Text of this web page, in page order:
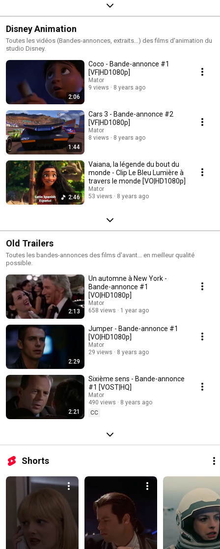
Disney Animation
Toutes les vidéos (Bandes-annonces, extraits...) des films d'animation du
studio Disney.
2:06
Coco - Bande-annonce #1
[VF|HD1080p]
Mator
9 views
8 years ago
1:44
Cars 3 - Bande-annonce #2
[VF|HD1080p]
Mator
8 views
8 years ago
2:46
Vaiana, la légende du bout du
monde - Clip Le Bleu Lumière à
travers le monde [VO|HD1080p]
Mator
53 views
8 years ago
Old Trailers
Toutes les bandes-annonces des films d'avant... en meilleur qualité
possible.
2:13
Un automne à New York -
Bande-annonce #1
[VO|HD1080p]
Mator
658 views
1 year ago
2:29
Jumper - Bande-annonce #1
[VO|HD1080p]
Mator
29 views
8 years ago
2:21
Sixième sens - Bande-annonce
#1 [VOST|HQ]
Mator
490 views
8 years ago
CC
Shorts